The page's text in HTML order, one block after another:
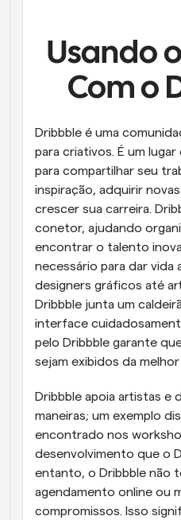
Agendamento
Automatizar
Blogue
Mantenha-se
Reuniões Instantâneas
Reunião com clientes
Links de Grupo
Agende reuniões de
Webhooks
Receba notificações
Usando
Com o
Dribbble é uma
para criativos. É um
para compartilhar seu
inspiração, adquirir
crescer sua carreira.
conetor, ajudando
encontrar o talento
necessário para dar vida
designers gráficos até
Dribbble junta um
interface
pelo Dribbble garante
sejam exibidos da melhor
Dribbble apoia artistas e
maneiras; um exemplo
encontrado nos
desenvolvimento que o
entanto, o Dribbble não
agendamento online ou
compromissos. Isso